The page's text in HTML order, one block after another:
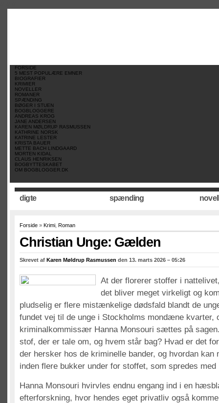
FORSIDE
5 MEST POPULÆRE EMNER
BIOGRAFIER
KRIMIER
NOVELLER
ROMANER
SPÆNDING
BØGER I STUEN
BOGBLOGGERE
ANDREAS KROG
JANE ANDERSEN
KAREN MØLDRUP RASMUSSEN
KATHRINE NORSK
KATRINE LESTER
KRISTA BAUER
METTE BACH LINDGAARD
MORTEN KIDAL
CLAUS HENRIKSEN
BOGBYTTESKABET
OM BOGBLOGGER.DK
digte spænding
Forside » Krimi Roman
Christian Unge: Gælden
Skrevet af Karen Møldrup Rasmussen den 13. marts 2026 – 05:26
At der florerer stoffer i
det bliver meget virkeligt og
pludselig er flere mistænkelige dødsfald blandt de
fundet vej til de unge i Stockholms mondæne kvarter,
kriminalkommissær Hanna Monsouri sættes på
stof, der er tale om, og hvem står bag? Hvad er det
der hersker hos de kriminelle bander, og hvordan kan
inden flere bukker under for stoffet, som spredes
Hanna Monsouri hvirvles endnu engang ind i en
efterforskning, hvor hendes eget privatliv også